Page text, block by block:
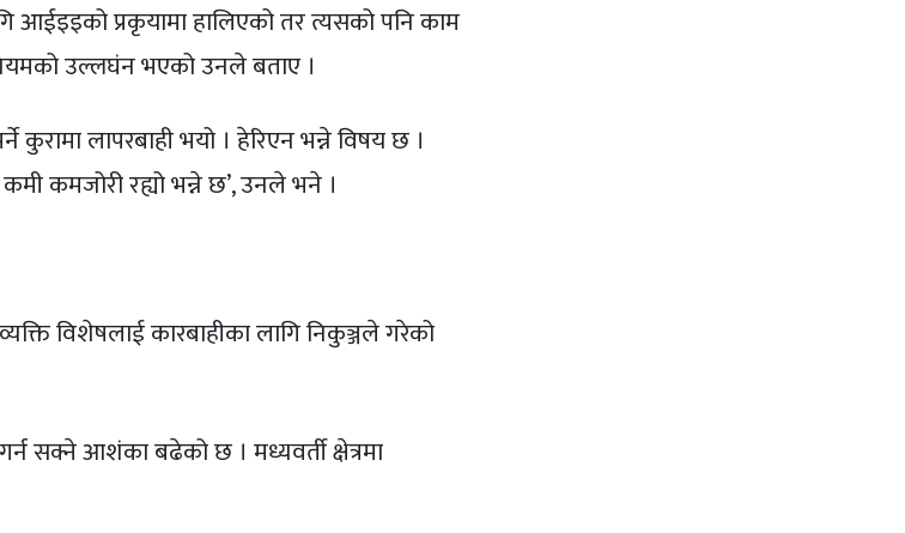
आईइइको प्रकृयामा हालिएको तर त्यसको पनि काम
उल्लघंन भएको उनले बताए ।
कुरामा लापरबाही भयो । हेरिएन भन्ने विषय छ ।
कमी कमजोरी रह्यो भन्ने छ’, उनले भने ।
विशेषलाई कारबाहीका लागि निकुञ्जले गरेको
सक्ने आशंका बढेको छ । मध्यवर्ती क्षेत्रमा